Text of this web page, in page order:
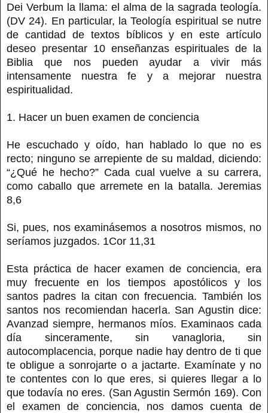
Dei Verbum la llama: el alma de la sagrada teología.
(DV 24). En particular, la Teología espiritual se nutre
de cantidad de textos bíblicos y en este artículo
deseo presentar 10 enseñanzas espirituales de la
Biblia que nos pueden ayudar a vivir más
intensamente nuestra fe y a mejorar nuestra
espiritualidad.
1. Hacer un buen examen de conciencia
He escuchado y oído, han hablado lo que no es
recto; ninguno se arrepiente de su maldad, diciendo:
“¿Qué he hecho?” Cada cual vuelve a su carrera,
como caballo que arremete en la batalla. Jeremias
8,6
Si, pues, nos examinásemos a nosotros mismos, no
seríamos juzgados. 1Cor 11,31
Esta práctica de hacer examen de conciencia, era
muy frecuente en los tiempos apostólicos y los
santos padres la citan con frecuencia. También los
santos nos recomiendan hacerla. San Agustin dice:
Avanzad siempre, hermanos míos. Examinaos cada
día sinceramente, sin vanagloria, sin
autocomplacencia, porque nadie hay dentro de ti que
te obligue a sonrojarte o a jactarte. Examínate y no
te contentes con lo que eres, si quieres llegar a lo
que todavía no eres. (San Agustin Sermón 169). Con
el examen de conciencia, nos damos cuenta de